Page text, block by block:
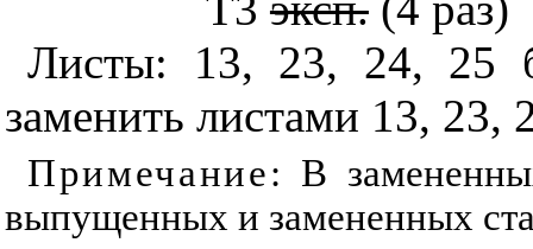
Листы: 13, 23, 24, 25
заменить листами 13, 23,
Примечание: В
выпущенных и замененных